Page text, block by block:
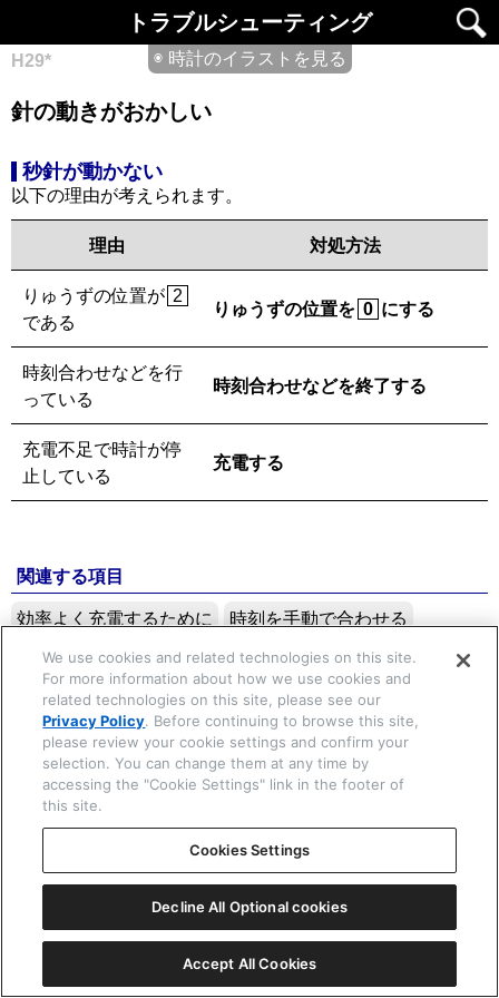
トラブルシューティング
◉ 時計のイラストを見る
☒ 閉じる
H29*
針の動きがおかしい
秒針が動かない
以下の理由が考えられます。
理由 対処方法
りゅうずの位置が 2
である
りゅうずの位置を 0 にする
時刻合わせなどを行
っている
時刻合わせなどを終了する
充電不足で時計が停
止している
充電する
関連する項目
効率よく充電するために
時刻を手動で合わせる
基準位置を確認・修正する
Copyright © 2026 CITIZEN WATCH Co. Ltd. All rights reserved.
We use cookies and related technologies on this site.
For more information about how we use cookies and
related technologies on this site, please see our
Privacy Policy. Before continuing to browse this site,
please review your cookie settings and confirm your
selection. You can change them at any time by
accessing the "Cookie Settings" link in the footer of
this site.
Cookies Settings
Decline All Optional cookies
Accept All Cookies